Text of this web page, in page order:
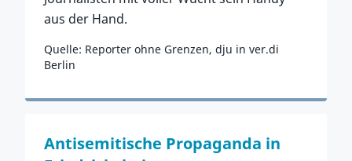
aus der Hand.
Quelle: Reporter ohne Grenzen, dju in ver.di
Berlin
Zum Vorfall
Antisemitische Propaganda in